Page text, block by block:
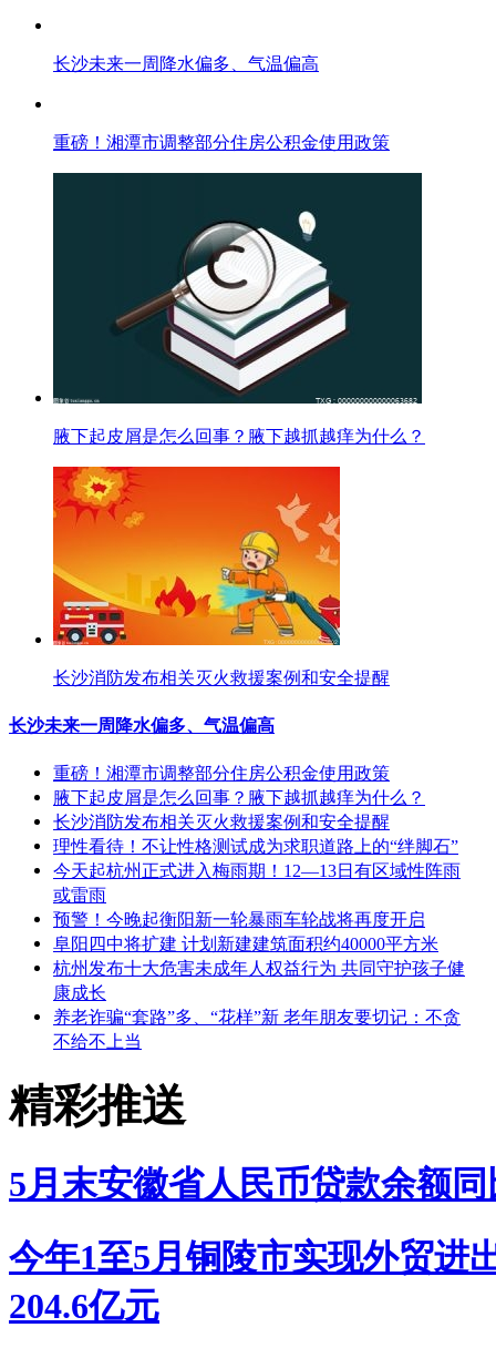
长沙未来一周降水偏多、气温偏高
重磅！湘潭市调整部分住房公积金使用政策
腋下起皮屑是怎么回事？腋下越抓越痒为什么？
长沙消防发布相关灭火救援案例和安全提醒
长沙未来一周降水偏多、气温偏高
重磅！湘潭市调整部分住房公积金使用政策
腋下起皮屑是怎么回事？腋下越抓越痒为什么？
长沙消防发布相关灭火救援案例和安全提醒
理性看待！不让性格测试成为求职道路上的“绊脚石”
今天起杭州正式进入梅雨期！12—13日有区域性阵雨
或雷雨
预警！今晚起衡阳新一轮暴雨车轮战将再度开启
阜阳四中将扩建 计划新建建筑面积约40000平方米
杭州发布十大危害未成年人权益行为 共同守护孩子健
康成长
养老诈骗“套路”多、“花样”新 老年朋友要切记：不贪
不给不上当
精彩推送
5月末安徽省人民币贷款余额
今年1至5月铜陵市实现外贸进
204.6亿元